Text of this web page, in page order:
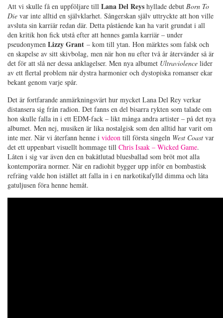
Att vi skulle få en uppföljare till Lana Del Reys hyllade debut Born To
Die var inte alltid en självklarhet. Sångerskan själv uttryckte att hon ville
avsluta sin karriär redan där. Detta påstående kan ha varit grundat i all
den kritik hon fick utstå efter att hennes gamla karriär – under
pseudonymen Lizzy Grant – kom till ytan. Hon märktes som falsk och
en skapelse av sitt skivbolag, men när hon nu efter två år återvänder så är
det för att slå ner dessa anklagelser. Men nya albumet Ultraviolence lider
av ett flertal problem när dystra harmonier och dystopiska romanser ekar
bekant genom varje spår.
Det är fortfarande anmärkningsvärt hur mycket Lana Del Rey verkar
distansera sig från radion. Det fanns en del bisarra rykten som talade om
hon skulle falla in i ett EDM-fack – likt många andra artister – på det nya
albumet. Men nej, musiken är lika nostalgisk som den alltid har varit om
inte mer. När vi återfann henne i videon till första singeln West Coast var
det ett uppenbart visuellt hommage till Chris Isaak – Wicked Game.
Låten i sig var även den en bakåtlutad bluesballad som bröt mot alla
kontemporära normer. När en radiohit bygger upp inför en bombastisk
refräng valde hon istället att falla in i en narkotikafylld dimma och låta
gatuljusen föra henne hemåt.